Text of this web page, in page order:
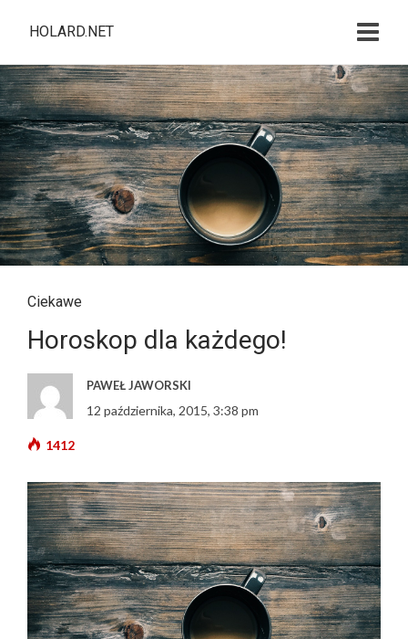
HOLARD.NET
Ciekawe
Horoskop dla każdego!
PAWEŁ JAWORSKI
12 października, 2015, 3:38 pm
1412